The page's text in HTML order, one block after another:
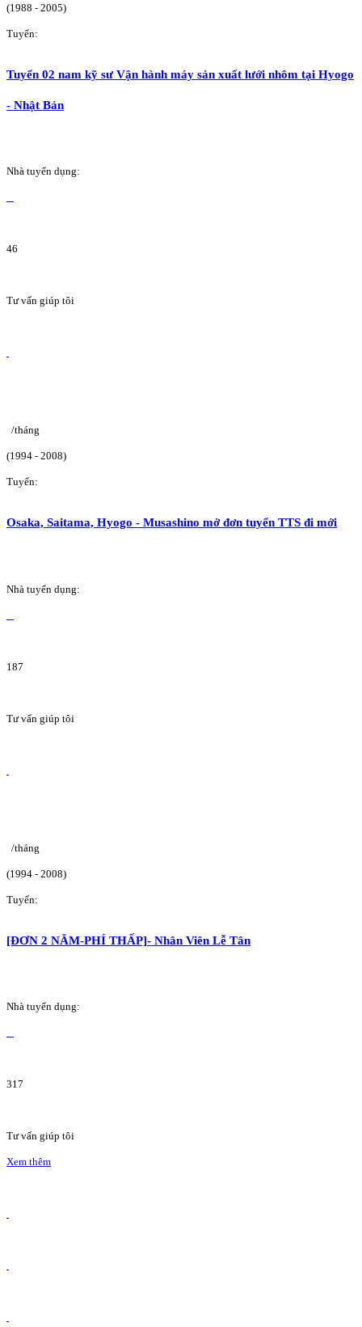
(1988 - 2005)
Tuyển:
Tuyển 02 nam kỹ sư Vận hành máy sản xuất lưới nhôm tại Hyogo
- Nhật Bản
Nhà tuyển dụng:
46
Tư vấn giúp tôi
/tháng
(1994 - 2008)
Tuyển:
Osaka, Saitama, Hyogo - Musashino mở đơn tuyển TTS đi mới
Nhà tuyển dụng:
187
Tư vấn giúp tôi
/tháng
(1994 - 2008)
Tuyển:
[ĐƠN 2 NĂM-PHÍ THẤP]- Nhân Viên Lễ Tân
Nhà tuyển dụng:
317
Tư vấn giúp tôi
Xem thêm